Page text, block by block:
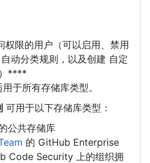
权限的用户（可以启用、禁用
动分类规则，以及创建 自定
****
于所有存储库类型。
可用于以下存储库类型：
公共存储库
的 GitHub Enterprise
Code Security 上的组织拥